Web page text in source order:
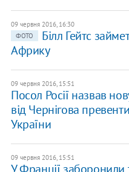
09 червня 2016, 16:30
ФОТО
Білл Гейтс
Африку
09 червня 2016, 15:51
Посол Росії назвав
від Чернігова
України
09 червня 2016, 15:51